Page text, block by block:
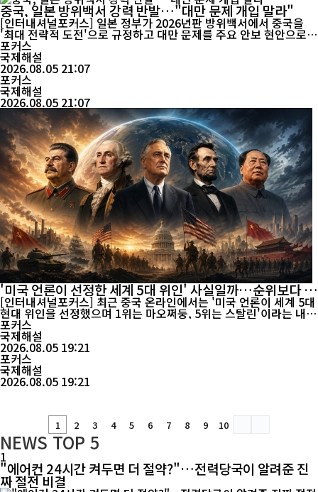
중국, 일본 방위백서 강력 반발…"대만 문제 개입 말라"
[인터내셔널포커스] 일본 정부가 2026년판 방위백서에서 중국을
'최대 전략적 도전'으로 규정하고 대만 문제를 주요 안보 현안으로
거론하자 중국이 즉각 강하게 반발했다. 중국 외교부는 "중국 위협
론을 과장하고 내정에 간섭했다"며 일본 정부에 외교 경로를 통한
엄정한 항의를 제기했고, 양국 간 안보 갈등도 다시 고조되는 양상이
다. 린젠 중국 외교부 대변인은 5일 정례브리핑에서 "일본 방위백서
는 이른바 '중국...
포커스
국제해설
2026.08.05 21:07
포커스
국제해설
2026.08.05 21:07
'미국 언론이 선정한 세계 5대 위인' 사실일까…순위보다 중
요한 것은 역사를 바꾼 영향력
[인터내셔널포커스] 최근 중국 온라인에서는 '미국 언론이 세계 5대
현대 위인을 선정했으며 1위는 마오쩌둥, 5위는 스탈린'이라는 내용
이 빠르게 확산됐다. 그러나 관련 내용을 확인해 보면 이 같은 순위
를 공식적으로 발표한 미국 유력 언론의 원문이나 공신력 있는 자료
는 현재까지 확인되지 않는다. 일부에서는 《디 애틀랜틱(The Atla
ntic)》을 출처로 언급하지만, 공식 기사나 잡지 기록에서 동일한 순
위를 확인하기는 어...
포커스
국제해설
2026.08.05 19:21
포커스
국제해설
2026.08.05 19:21
1 2 3 4 5 6 7 8 9 10
NEWSTOP 5
1
"에어컨 24시간 켜두면 더 절약?"…전력당국이 알려준 진
짜 절전 비결